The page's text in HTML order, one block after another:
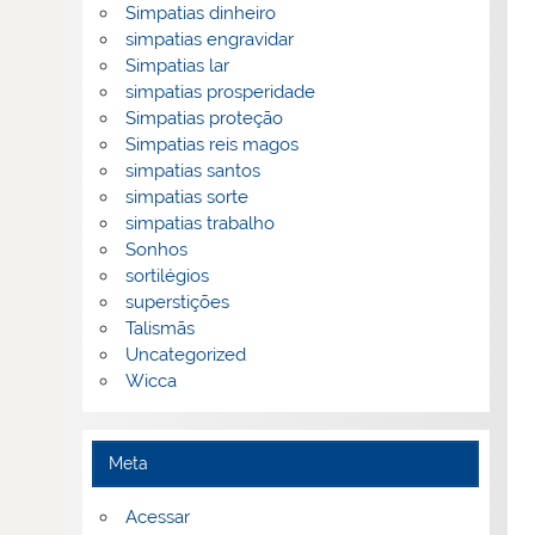
Simpatias dinheiro
simpatias engravidar
Simpatias lar
simpatias prosperidade
Simpatias proteção
Simpatias reis magos
simpatias santos
simpatias sorte
simpatias trabalho
Sonhos
sortilégios
superstições
Talismãs
Uncategorized
Wicca
Meta
Acessar